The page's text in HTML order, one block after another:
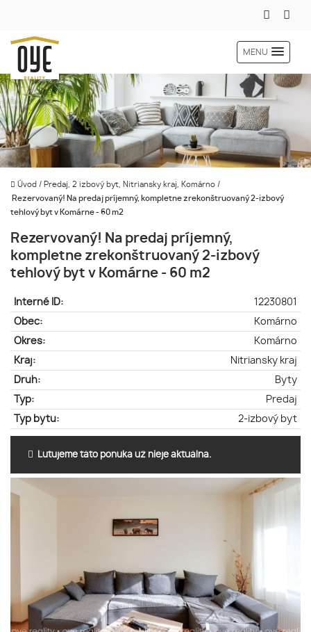
MENU
Úvod / Predaj, 2 izbový byt, Nitriansky kraj, Komárno /
Rezervovaný! Na predaj príjemný, kompletne zrekonštruovaný 2-izbový
tehlový byt v Komárne - 60 m2
Rezervovaný! Na predaj príjemný,
kompletne zrekonštruovaný 2-izbový
tehlový byt v Komárne - 60 m2
Interné ID:
12230801
Obec:
Komárno
Okres:
Komárno
Kraj:
Nitriansky kraj
Druh:
Byty
Typ:
Predaj
Typ bytu:
2-izbový byt
Ľutujeme táto ponuka už nieje aktuálna.